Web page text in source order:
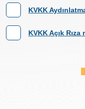
KVKK
KVKK Açık Rıza